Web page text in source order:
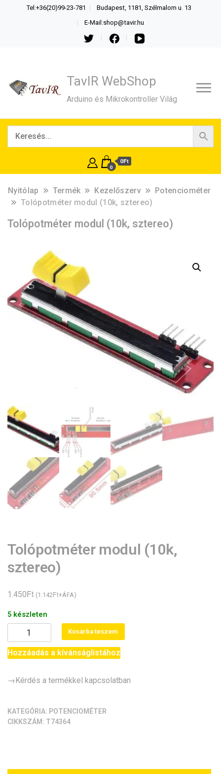
Tel:+36(20)99-23-781 Budapest, 1181, Szélmalom u. 13
E-Mail:shop@tavir.hu
TavIR WebShop
Arduino és Mikrokontroller Világ
0
0Ft
Nyitólap Termék Kezelőszerv
Potenciométer
Tolópotméter modul (10k, sztereo)
Tolópotméter modul (10k, sztereo)
Tolópotméter modul (10k,
sztereo)
1.450Ft (1.142Ft+ÁFA)
5 készleten
Tolópotméter
modul
(10k,
mennyiség
Kosárba teszem
Hozzáadás a kívánságlistához
→Kérdés a termékkel kapcsolatban
KATEGÓRIA: POTENCIOMÉTER
CIKKSZÁM: T74364